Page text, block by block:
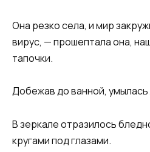
Она резко села, и мир
вирус, — прошептала она,
тапочки.
Добежав до ванной,
В зеркале отразилось
кругами под глазами.